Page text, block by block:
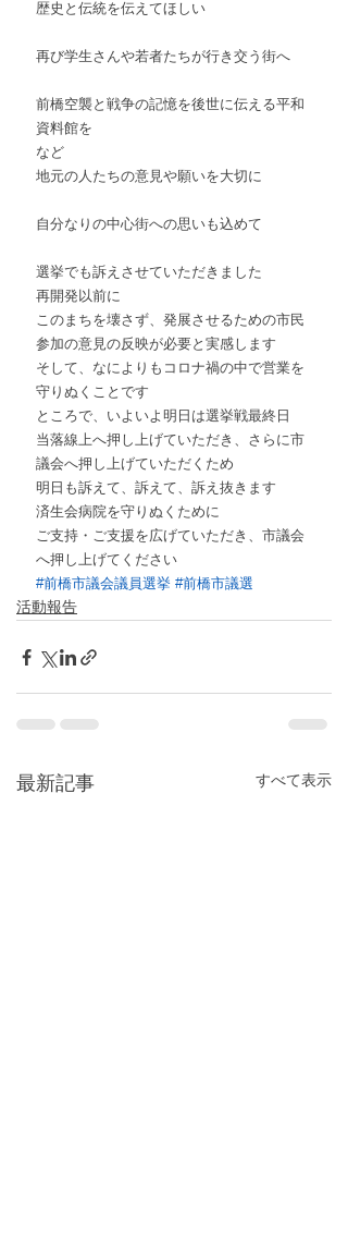
歴史と伝統を伝えてほしい
再び学生さんや若者たちが行き交う街へ
前橋空襲と戦争の記憶を後世に伝える平和
資料館を
など
地元の人たちの意見や願いを大切に
自分なりの中心街への思いも込めて
選挙でも訴えさせていただきました
再開発以前に
このまちを壊さず、発展させるための市民
参加の意見の反映が必要と実感します
そして、なによりもコロナ禍の中で営業を
守りぬくことです
ところで、いよいよ明日は選挙戦最終日
当落線上へ押し上げていただき、さらに市
議会へ押し上げていただくため
明日も訴えて、訴えて、訴え抜きます
済生会病院を守りぬくために
ご支持・ご支援を広げていただき、市議会
へ押し上げてください
#前橋市議会議員選挙 #前橋市議選
活動報告
最新記事 すべて表示